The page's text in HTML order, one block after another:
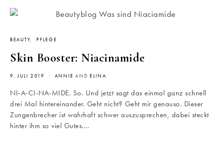
BEAUTY PFLEGE
Skin Booster: Niacinamide
9. JULI 2019 ANNIE ANDELINA
NI-A-CI-NA-MIDE. So. Und jetzt sagt das einmal ganz schnell
drei Mal hintereinander. Geht nicht? Geht mir genauso. Dieser
Zungenbrecher ist wahrhaft schwer auszusprechen, dabei steckt
hinter ihm so viel Gutes.…